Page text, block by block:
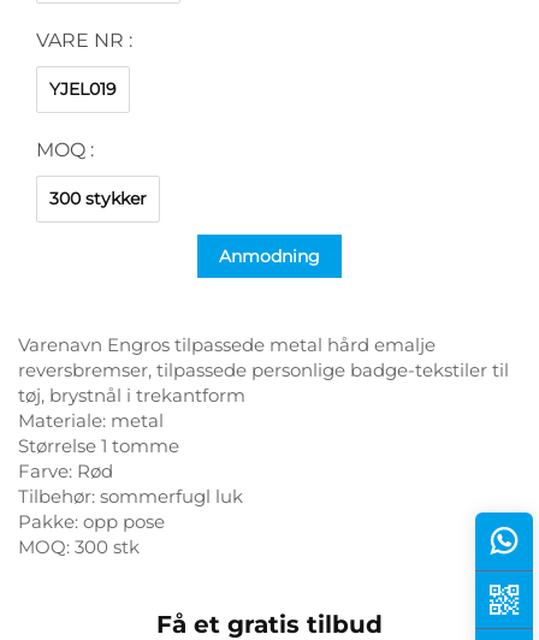
VARE NR :
YJEL019
MOQ :
300 stykker
Anmodning
Varenavn Engros tilpassede metal hård emalje
reversbremser, tilpassede personlige badge-tekstiler til
tøj, brystnål i trekantform
Materiale: metal
Størrelse 1 tomme
Farve: Rød
Tilbehør: sommerfugl luk
Pakke: opp pose
MOQ: 300 stk
Få et gratis tilbud